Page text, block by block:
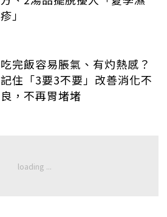
疹」
吃完飯容易脹氣、有灼熱感？
記住「3要3不要」改善消化不
良，不再胃堵堵